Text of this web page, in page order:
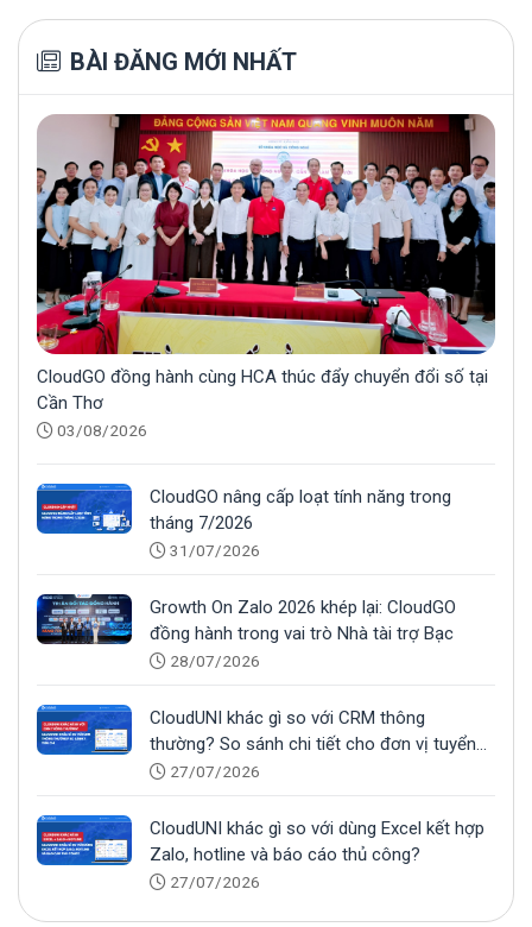
BÀI ĐĂNG MỚI NHẤT
CloudGO đồng hành cùng HCA thúc đẩy chuyển đổi số tại
Cần Thơ
03/08/2026
CloudGO nâng cấp loạt tính năng trong
tháng 7/2026
31/07/2026
Growth On Zalo 2026 khép lại: CloudGO
đồng hành trong vai trò Nhà tài trợ Bạc
28/07/2026
CloudUNI khác gì so với CRM thông
thường? So sánh chi tiết cho đơn vị tuyển
sinh27/07/2026
CloudUNI khác gì so với dùng Excel kết hợp
Zalo, hotline và báo cáo thủ công?
27/07/2026